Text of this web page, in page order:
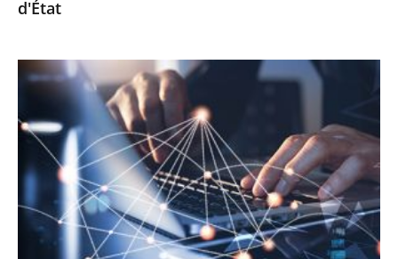
d'État
S’engager
dans
l’intelligence
artificielle
pour
meilleur
service